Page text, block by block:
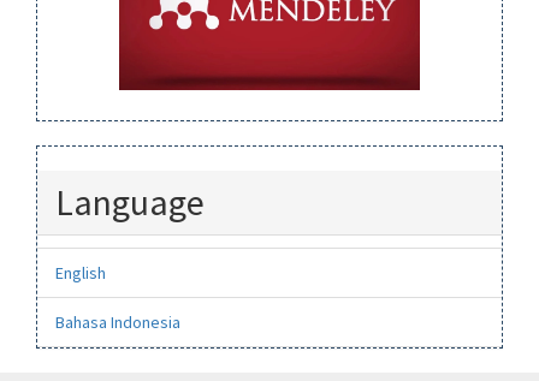
Language
English
Bahasa Indonesia